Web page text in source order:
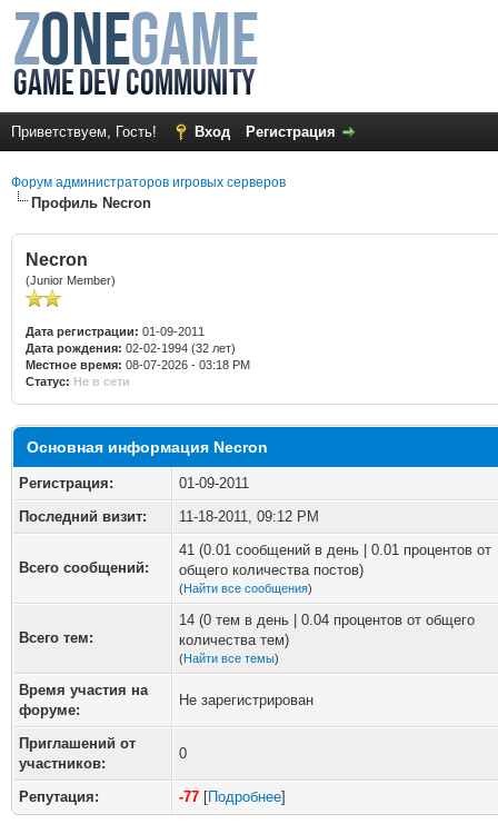
Приветствуем, Гость! Вход Регистрация
Форум администраторов игровых серверов
Профиль Necron
Necron
(Junior Member)
Дата регистрации: 01-09-2011
Дата рождения: 02-02-1994 (32 лет)
Местное время: 08-07-2026 - 03:18 PM
Статус: Не в сети
Основная информация Necron
Регистрация:
01-09-2011
Последний визит:
11-18-2011, 09:12 PM
Всего сообщений:
41 (0.01 сообщений в день | 0.01 процентов от
общего количества постов)
(Найти все сообщения)
Всего тем:
14 (0 тем в день | 0.04 процентов от общего
количества тем)
(Найти все темы)
Время участия на
форуме:
Не зарегистрирован
Приглашений от
участников:
0
Репутация: -77 [Подробнее]